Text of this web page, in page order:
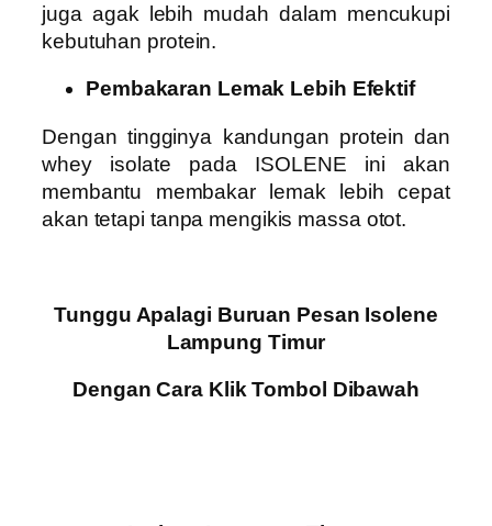
juga agak lebih mudah dalam mencukupi
kebutuhan protein.
Pembakaran Lemak Lebih Efektif
Dengan tingginya kandungan protein dan
whey isolate pada ISOLENE ini akan
membantu membakar lemak lebih cepat
akan tetapi tanpa mengikis massa otot.
Tunggu Apalagi Buruan Pesan Isolene
Lampung Timur
Dengan Cara Klik Tombol Dibawah